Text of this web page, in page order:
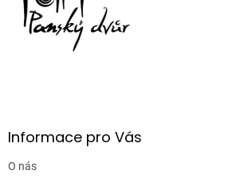
Informace pro Vás
O nás